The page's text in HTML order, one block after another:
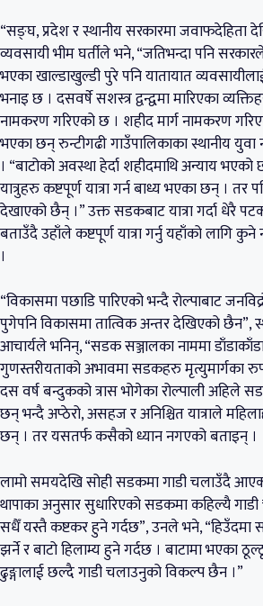
“सङ्घ, प्रदेश र स्थानीय सरकारमा जवाफदेहिता
व्यवसायी भीम घर्तीले भने, “जतिभन्दा पनि
भएका खाल्डाखुल्डी पुरे पनि यातायात
भनाइ छ । दसवर्षे सशस्त्र द्वन्द्वमा मारिएका
नामकरण गरिएको छ । शहीद मार्ग नामकरण
भएका छन् रुन्टीगढी गाउँपालिकाका स्थानीय
। “बाटोको अवस्था हेर्दा शहीदमाथि अन्याय
यात्रुहरु कष्टपूर्ण यात्रा गर्न बाध्य भएका छन् ।
देखाएको छैन् ।” उक्त सडकबाट यात्रा गर्दा धेरै
बताउँदै उहाँले कष्टपूर्ण यात्रा गर्नु यहाँको लागि
।
“विकासमा पछाडि पारिएको भन्दै रोल्पाबाट
पुगेपनि विकासमा तात्विक अन्तर देखिएको छैन”,
आचार्यले भनिन्, “सडक सञ्जालका नाममा
गुणस्तरीयताको अभावमा सडकहरु मृत्युमार्गका
दस वर्ष बन्दुकको त्रास भोगेका रोल्पाली अहिले
छन् भन्दै अप्ठेरो, असहज र अनिश्चित यात्राले
छन् । तर यसतर्फ कसैको ध्यान नगएको बताइन् ।
लामो समयदेखि सोही सडकमा गाडी चलाउँदै
थापाका अनुसार सुधारिएको सडकमा कहिल्यै गाडी
सधैँ यस्तै कष्टकर हुने गर्दछ”, उनले भने, “हिउँदमा
झर्ने र बाटो हिलाम्य हुने गर्दछ । बाटामा भएका
ढुङ्गालाई छल्दै गाडी चलाउनुको विकल्प छैन ।”